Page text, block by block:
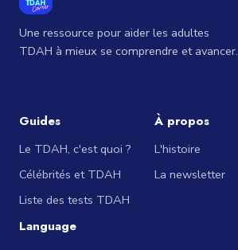
Une ressource pour aider les adultes
TDAH à mieux se comprendre et avancer.
Guides
Le TDAH, c'est quoi ?
Célébrités et TDAH
Liste des tests TDAH
À propos
L'histoire
La newsletter
Language